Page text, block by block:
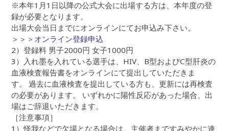
※本年1月1日以降の公式大会に出場する方は、本年度の登
録が必要となります。
出場大会当日までにオンラインにてお申込み下さい。
＞＞＞ オンライン登録申込
2）登録料 男子2000円 女子1000円
3）入れ墨を入れている選手は、HIV、B型およびC型肝炎の
血液検査報告書をオンラインにて提出していただきま
す。 過去に血液検査を提出している方も、更新には再検査
の必要があります。 いずれかに陽性反応があった場合、出
場はご辞退いただきます。
［注意事項］
1）怪我などで欠場となる場合は、主催者まですみやかに連